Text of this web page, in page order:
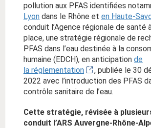
pollution aux PFAS identifiées
Lyon dans le Rhône et en Haute-
conduit l’Agence régionale de santé
place, une stratégie régionale de
PFAS dans l’eau destinée à la
humaine (EDCH), en anticipation de
la réglementation
, publiée le 30
2022 avec l’introduction des PFAS
contrôle sanitaire de l’eau.
Cette stratégie, révisée à
conduit l’ARS Auvergne-Rhône-